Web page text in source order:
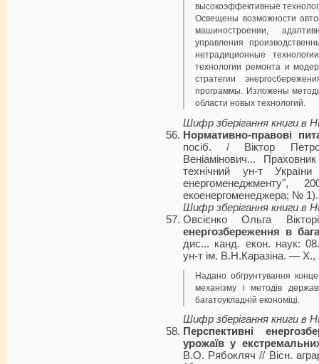
высокоэффективные
Освещены возможности
машиностроении,
управления
нетрадиционные
технологии ремонта и
стратегии
программы. Изложены
области новых технологий.
Шифр зберігання книги в
Нормативно-правові
посіб. / Віктор
Веніамінович...
технічний ун-т
екоенергоменеджера; № 1).
Шифр зберігання книги в
Овсієнко Ольга
енергозбереження в
дис... канд. екон. наук:
ун-т ім. В.Н.Каразіна. —
Надано обгрунтування
механізму і методів
багатоукладній економіці.
Шифр зберігання книги в
Перспективні
урожаїв у
В.О. Рябокляч // Вісн.